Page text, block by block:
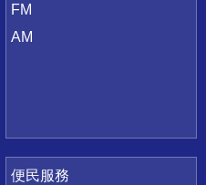
FM
AM
便民服務